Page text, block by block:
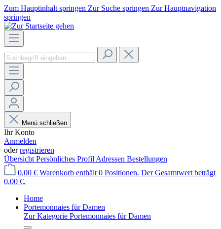
Zum Hauptinhalt springen Zur Suche springen Zur Hauptnavigation
springen
Menü schließen
Ihr Konto
Anmelden
oderregistrieren
Übersicht Persönliches Profil Adressen Bestellungen
0,00 € Warenkorb enthält 0 Positionen. Der Gesamtwert beträgt
0,00 €.
Home
Portemonnaies für Damen
Zur Kategorie Portemonnaies für Damen